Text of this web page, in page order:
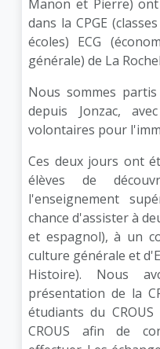
Manon et Pierre)
dans la CPGE
écoles) ECG
générale) de La
Nous sommes
depuis Jonzac,
volontaires pour
Ces deux jours ont
élèves de
l'enseignement
chance d'assister à
et espagnol), à un
culture générale et
Histoire). Nous
présentation de la
étudiants du
CROUS afin de